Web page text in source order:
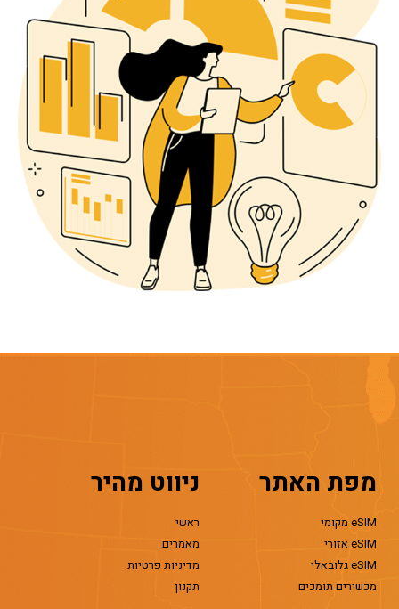
מפת האתר
eSIM מקומי
eSIM אזורי
eSIM גלובאלי
מכשירים תומכים
ניווט מהיר
ראשי
מאמרים
מדיניות פרטיות
תקנון